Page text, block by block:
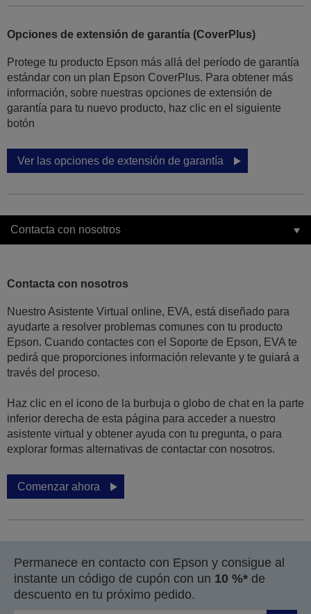
Opciones de extensión de garantía (CoverPlus)
Protege tu producto Epson más allá del período de garantía
estándar con un plan Epson CoverPlus. Para obtener más
información, sobre nuestras opciones de extensión de
garantía para tu nuevo producto, haz clic en el siguiente
botón
Ver las opciones de extensión de garantía
Contacta con nosotros
Contacta con nosotros
Nuestro Asistente Virtual online, EVA, está diseñado para
ayudarte a resolver problemas comunes con tu producto
Epson. Cuando contactes con el Soporte de Epson, EVA te
pedirá que proporciones información relevante y te guiará a
través del proceso.
Haz clic en el icono de la burbuja o globo de chat en la parte
inferior derecha de esta página para acceder a nuestro
asistente virtual y obtener ayuda con tu pregunta, o para
explorar formas alternativas de contactar con nosotros.
Comenzar ahora
Permanece en contacto con Epson y consigue al
instante un código de cupón con un 10 %* de
descuento en tu próximo pedido.